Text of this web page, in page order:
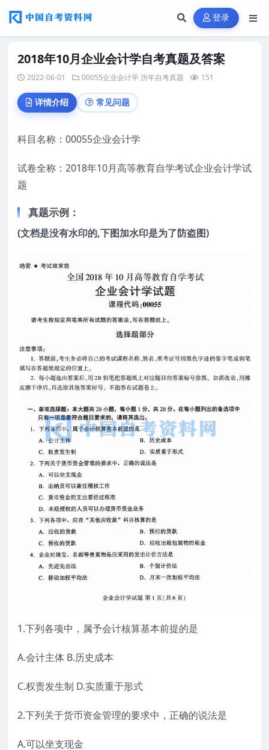
登录
2018年10月企业会计学自考真题及答案
2022-06-01 00055企业会计学 历年自考真题 151
详情介绍 常见问题
科目名称：00055企业会计学
试卷全称：2018年10月高等教育自学考试企业会计学试
题
真题示例：
(文档是没有水印的,下图加水印是为了防盗图)
1.下列各项中，属予会计核算基本前提的是
A.会计主体 B.历史成本
C.权责发生制 D.实质重于形式
2.下列关于货币资金管理的要求中，正确的说法是
A.可以坐支现金